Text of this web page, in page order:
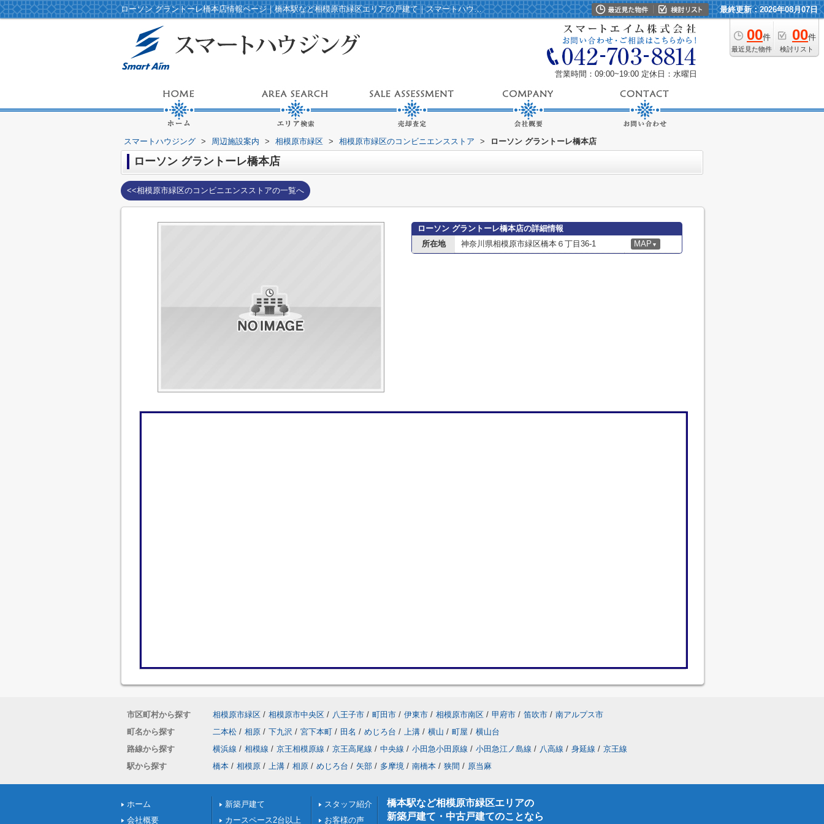
ローソン グラントーレ橋本店情報ページ｜橋本駅など相模原市緑区エリアの戸建て｜スマートハウジング 最終更新：2026年08月07日
00件
最近見た物件
00件
検討リスト
営業時間：09:00~19:00 定休日：水曜日
スマートハウジング > 周辺施設案内 > 相模原市緑区 > 相模原市緑区のコンビニエンスストア > ローソン グラントーレ橋本店
ローソン グラントーレ橋本店
<<相模原市緑区のコンビニエンスストアの一覧へ
ローソン グラントーレ橋本店の詳細情報
所在地
神奈川県相模原市緑区橋本６丁目36-1 MAP ▼
市区町村から探す 相模原市緑区 / 相模原市中央区 / 八王子市 / 町田市 / 伊東市 / 相模原市南区 / 甲府市 / 笛吹市 / 南アルプス市
町名から探す
二本松 / 相原 / 下九沢 / 宮下本町 / 田名 / めじろ台 / 上溝 / 横山 / 町屋 / 横山台
路線から探す
横浜線 / 相模線 / 京王相模原線 / 京王高尾線 / 中央線 / 小田急小田原線 / 小田急江ノ島線 / 八高線 / 身延線 / 京王線
駅から探す
橋本 / 相模原 / 上溝 / 相原 / めじろ台 / 矢部 / 多摩境 / 南橋本 / 狭間 / 原当麻
ホーム
会社概要
新築戸建て
カースペース2台以上
スタッフ紹介
お客様の声
橋本駅など相模原市緑区エリアの
新築戸建て・中古戸建てのことなら